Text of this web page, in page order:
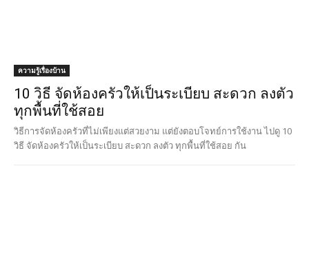
ความรู้เรื่องบ้าน
10 วิธี จัดห้องครัวให้เป็นระเบียบ สะดวก ลงตัว
ทุกพื้นที่ใช้สอย
วิธีการจัดห้องครัวที่ไม่เพียงแต่สวยงาม แต่ยังตอบโจทย์การใช้งาน ไปดู 10
วิธี จัดห้องครัวให้เป็นระเบียบ สะดวก ลงตัว ทุกพื้นที่ใช้สอย กัน